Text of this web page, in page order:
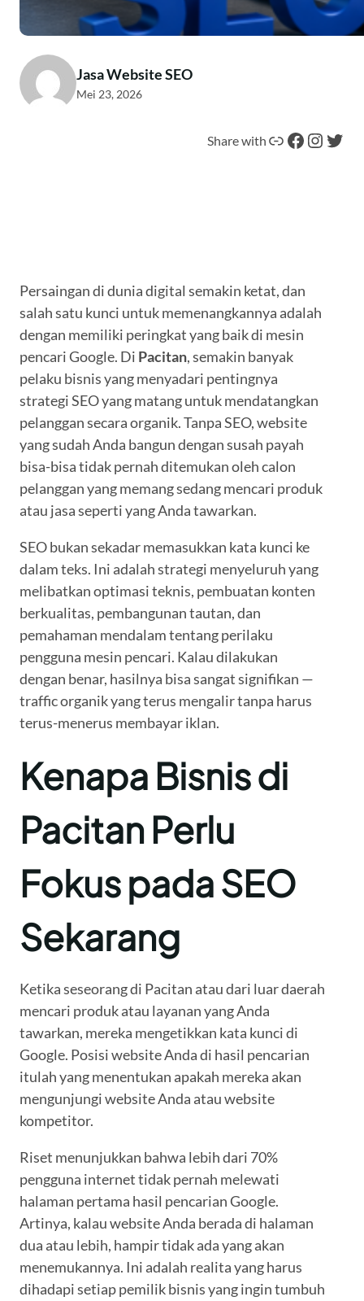
Jasa Website SEO
Mei 23, 2026
Share with Tautan Facebook Instagram Twitter
Persaingan di dunia digital semakin ketat, dan
salah satu kunci untuk memenangkannya adalah
dengan memiliki peringkat yang baik di mesin
pencari Google. Di Pacitan, semakin banyak
pelaku bisnis yang menyadari pentingnya
strategi SEO yang matang untuk mendatangkan
pelanggan secara organik. Tanpa SEO, website
yang sudah Anda bangun dengan susah payah
bisa-bisa tidak pernah ditemukan oleh calon
pelanggan yang memang sedang mencari produk
atau jasa seperti yang Anda tawarkan.
SEO bukan sekadar memasukkan kata kunci ke
dalam teks. Ini adalah strategi menyeluruh yang
melibatkan optimasi teknis, pembuatan konten
berkualitas, pembangunan tautan, dan
pemahaman mendalam tentang perilaku
pengguna mesin pencari. Kalau dilakukan
dengan benar, hasilnya bisa sangat signifikan —
traffic organik yang terus mengalir tanpa harus
terus-menerus membayar iklan.
Kenapa Bisnis di
Pacitan Perlu
Fokus pada SEO
Sekarang
Ketika seseorang di Pacitan atau dari luar daerah
mencari produk atau layanan yang Anda
tawarkan, mereka mengetikkan kata kunci di
Google. Posisi website Anda di hasil pencarian
itulah yang menentukan apakah mereka akan
mengunjungi website Anda atau website
kompetitor.
Riset menunjukkan bahwa lebih dari 70%
pengguna internet tidak pernah melewati
halaman pertama hasil pencarian Google.
Artinya, kalau website Anda berada di halaman
dua atau lebih, hampir tidak ada yang akan
menemukannya. Ini adalah realita yang harus
dihadapi setiap pemilik bisnis yang ingin tumbuh